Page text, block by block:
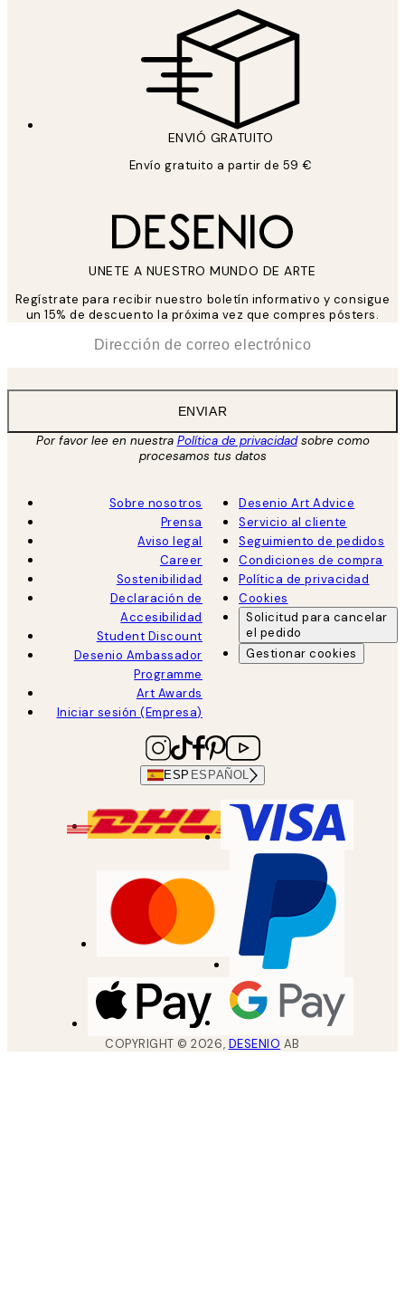
ENVIÓ GRATUITO
Envío gratuito a partir de 59 €
UNETE A NUESTRO MUNDO DE ARTE
Regístrate para recibir nuestro boletín informativo y consigue
un 15% de descuento la próxima vez que compres pósters.
ENVIAR
Por favor lee en nuestra Política de privacidadsobre como
procesamos tus datos
Sobre nosotros
Prensa
Aviso legal
Career
Sostenibilidad
Declaración de
Accesibilidad
Student Discount
Desenio Ambassador
Programme
Art Awards
Iniciar sesión (Empresa)
Desenio Art Advice
Servicio al cliente
Seguimiento de pedidos
Condiciones de compra
Política de privacidad
Cookies
Solicitud para cancelar
el pedido
Gestionar cookies
ESP ESPAÑOL
COPYRIGHT ©2026, DESENIO AB